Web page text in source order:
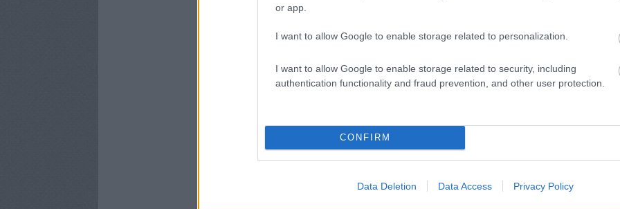
or app.
I want to allow Google to enable storage related to personalization.
I want to allow Google to enable storage related to security, including
authentication functionality and fraud prevention, and other user protection.
CONFIRM
Data Deletion Data Access Privacy Policy